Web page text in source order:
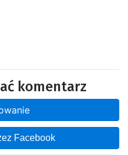
komentarz
Facebook